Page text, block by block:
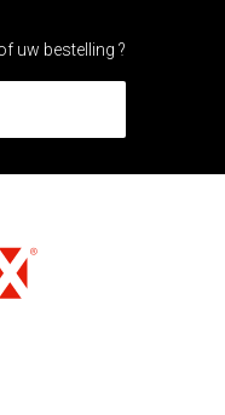
uw bestelling ?